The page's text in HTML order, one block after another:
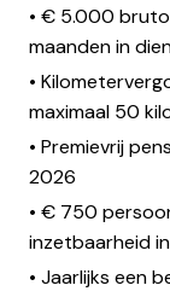
• € 5.000
maanden in
•
maximaal 50
• Premievrij
2026
• € 750
inzetbaarheid
• Jaarlijks een